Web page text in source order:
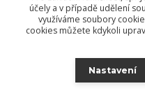
účely a v případě udělení
využíváme soubory
cookies můžete kdykoli
Nastavení